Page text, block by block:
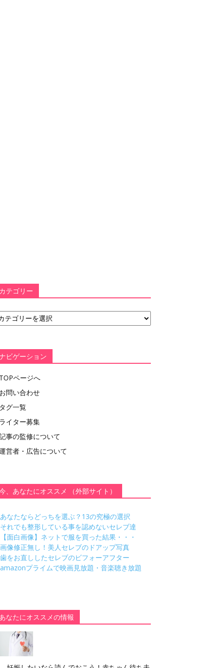
カテゴリー
ビゲーション
TOPページへ
お問い合わせ
タグ一覧
ライター募集
事の監修について
営者・広告について
、あなたにオススメ （外部サイト）
あなたならどっちを選ぶ？13の究極の選択
それでも整形している事を認めないセレブ達
【面白画像】ネットで服を買った結果・・・
画像修正無し！美人セレブのドアップ写真
歯をお直ししたセレブのビフォーアフター
amazonプライムで映画見放題・音楽聴き放題
あなたにオススメの情報